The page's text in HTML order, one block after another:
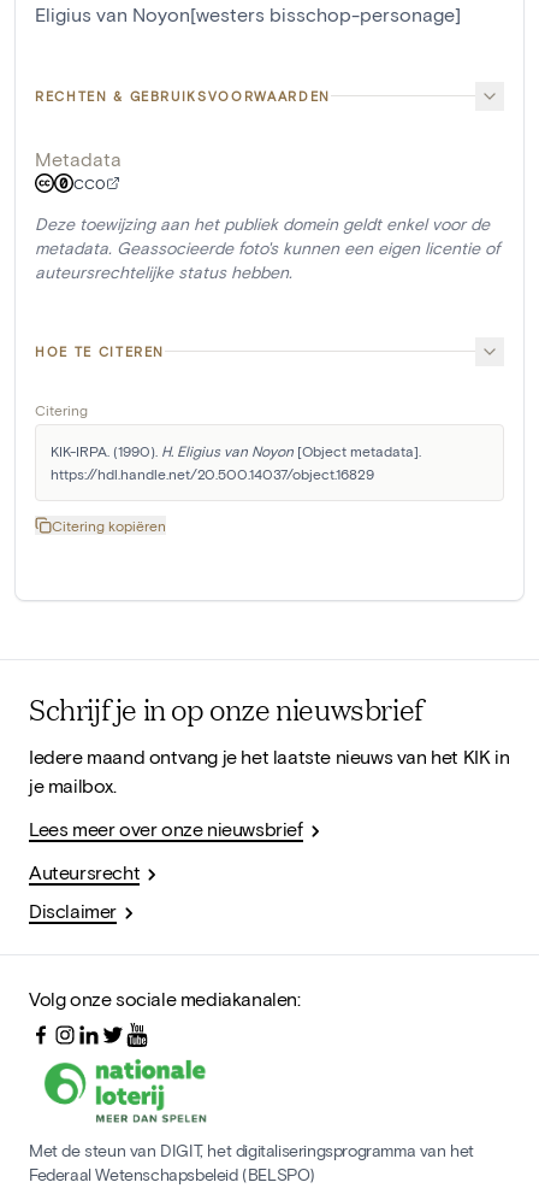
Eligius van Noyon[westers bisschop-personage]
RECHTEN & GEBRUIKSVOORWAARDEN
Metadata
CC0
Deze toewijzing aan het publiek domein geldt enkel voor de
metadata. Geassocieerde foto's kunnen een eigen licentie of
auteursrechtelijke status hebben.
HOE TE CITEREN
Citering
KIK-IRPA. (1990). H. Eligius van Noyon [Object metadata].
https://hdl.handle.net/20.500.14037/object.16829
Citering kopiëren
Schrijf je in op onze nieuwsbrief
Iedere maand ontvang je het laatste nieuws van het KIK in
je mailbox.
Lees meer over onze nieuwsbrief
Auteursrecht
Disclaimer
Volg onze sociale mediakanalen:
Met de steun van DIGIT, het digitaliseringsprogramma van het
Federaal Wetenschapsbeleid (BELSPO)